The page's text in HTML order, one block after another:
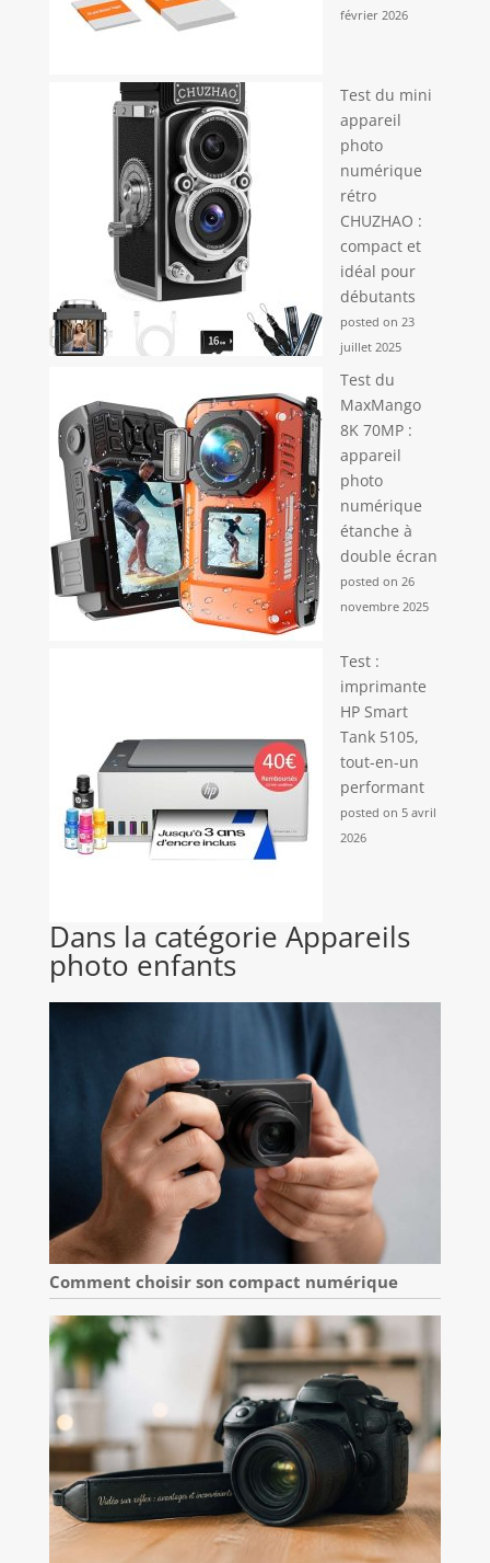
février 2026
Test du mini
appareil
photo
numérique
rétro
CHUZHAO :
compact et
idéal pour
débutants
posted on 23
juillet 2025
Test du
MaxMango
8K 70MP :
appareil
photo
numérique
étanche à
double écran
posted on 26
novembre 2025
Test :
imprimante
HP Smart
Tank 5105,
tout-en-un
performant
posted on 5 avril
2026
Dans la catégorie Appareils
photo enfants
Comment choisir son compact numérique